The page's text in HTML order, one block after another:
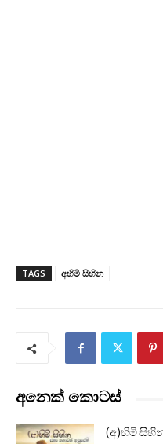
TAGS අහිමි සිහින
අනෙක් කොටස්
(අ)හිමි